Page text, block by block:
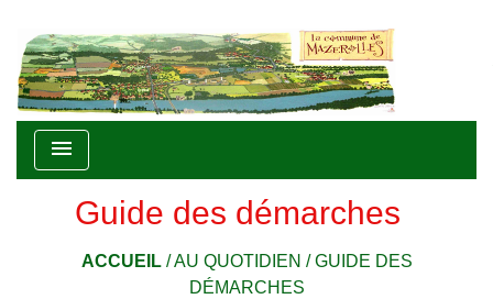
menu
Guide des démarches
ACCUEIL/AU QUOTIDIEN /GUIDE DES
DÉMARCHES